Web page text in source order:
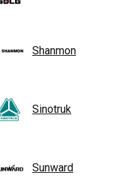
Shanmon
Sinotruk
Sunward